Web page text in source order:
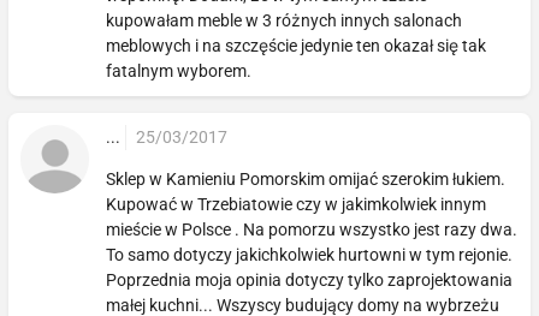
kupowałam meble w 3 różnych innych salonach
meblowych i na szczęście jedynie ten okazał się tak
fatalnym wyborem.
... 25/03/2017
Sklep w Kamieniu Pomorskim omijać szerokim łukiem.
Kupować w Trzebiatowie czy w jakimkolwiek innym
mieście w Polsce . Na pomorzu wszystko jest razy dwa.
To samo dotyczy jakichkolwiek hurtowni w tym rejonie.
Poprzednia moja opinia dotyczy tylko zaprojektowania
małej kuchni... Wszyscy budujący domy na wybrzeżu